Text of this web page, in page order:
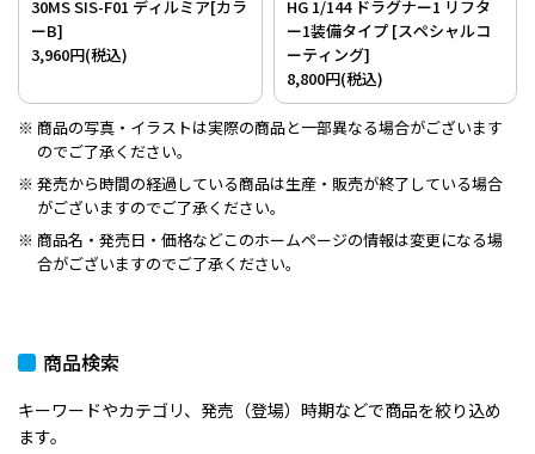
30MS SIS-F01 ディルミア[カラ
ーB]
3,960円(税込)
HG 1/144 ドラグナー1 リフタ
ー1装備タイプ [スペシャルコ
ーティング]
8,800円(税込)
商品の写真・イラストは実際の商品と一部異なる場合がございます
のでご了承ください。
発売から時間の経過している商品は生産・販売が終了している場合
がございますのでご了承ください。
商品名・発売日・価格などこのホームページの情報は変更になる場
合がございますのでご了承ください。
商品検索
キーワードやカテゴリ、発売（登場）時期などで商品を絞り込め
ます。